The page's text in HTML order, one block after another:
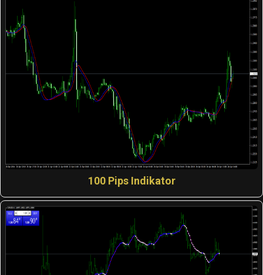
100 Pips Indikator